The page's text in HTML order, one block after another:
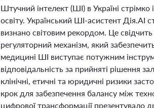
Штучний інтелект (ШІ) в Україні
освіту. Український ШІ-асистент Дія.AI
визнано світовим рекордом. Це
регуляторний механізм, який
медицині ШІ виступає потужним
відповідальність за прийняті рішення
клінічні, етичні та юридичні ризики
крок для забезпечення балансу між
цифрової трансформації презентувало